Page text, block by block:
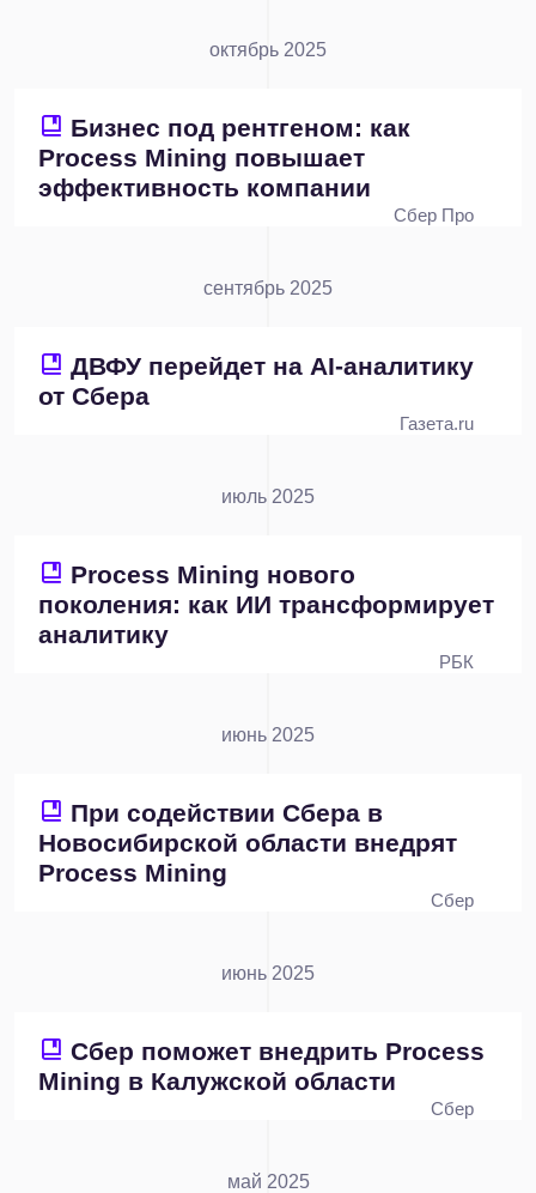
октябрь 2025
Бизнес под рентгеном: как
Process Mining повышает
эффективность компании
Сбер Про
сентябрь 2025
ДВФУ перейдет на AI-аналитику
от Сбера
Газета.ru
июль 2025
Process Mining нового
поколения: как ИИ трансформирует
аналитику
РБК
июнь 2025
При содействии Сбера в
Новосибирской области внедрят
Process Mining
Сбер
июнь 2025
Сбер поможет внедрить Process
Mining в Калужской области
Сбер
май 2025